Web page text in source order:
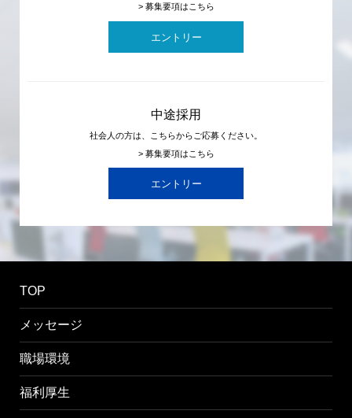
> 募集要項はこちら
エントリー
中途採用
社会人の方は、こちらからご応募ください。
> 募集要項はこちら
エントリー
TOP
メッセージ
職場環境
福利厚生